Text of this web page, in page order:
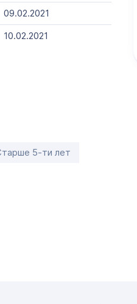
09.02.2021
10.02.2021
5-ти лет